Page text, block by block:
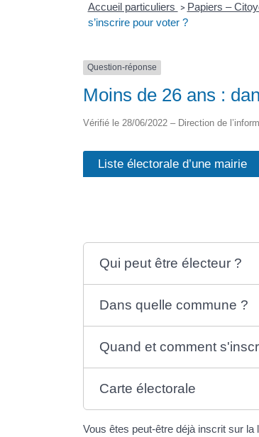
Accueil particuliers > Papiers –
s’inscrire pour voter ?
Question-réponse
Moins de 26 ans :
Vérifié le 28/06/2022 – Direction de
Liste électorale d’une mairie
Qui peut être électeur ?
Dans quelle commune ?
Quand et comment
Carte électorale
Vous êtes peut-être déjà inscrit sur